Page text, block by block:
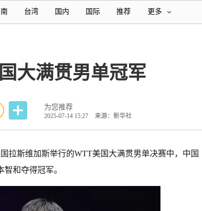
台湾 国内 国际 推荐 更多
大满贯男单冠军
为您推荐
2025-07-14 15:27 来源：新华社
拉斯维加斯举行的WTT美国大满贯男单决赛中，中国
和夺得冠军。